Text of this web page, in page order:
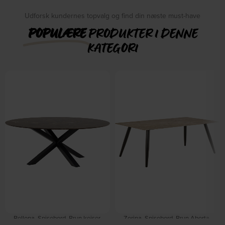
Udforsk kundernes topvalg og find din næste must-have
POPULÆREPRODUKTER I DENNE
KATEGORI
Bellona, Spisebord, Brun kejser,
Zorina, Spisebord, Brun Aberta,